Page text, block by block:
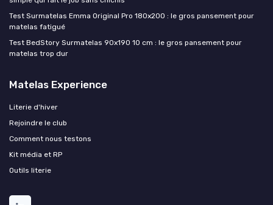
Test Surmatelas Emma Original Pro 180x200 : le gros pansement pour
matelas fatigué
Test BedStory Surmatelas 90x190 10 cm : le gros pansement pour
matelas trop dur
Matelas Experience
Literie d'hiver
Rejoindre le club
Comment nous testons
Kit média et RP
Outils literie